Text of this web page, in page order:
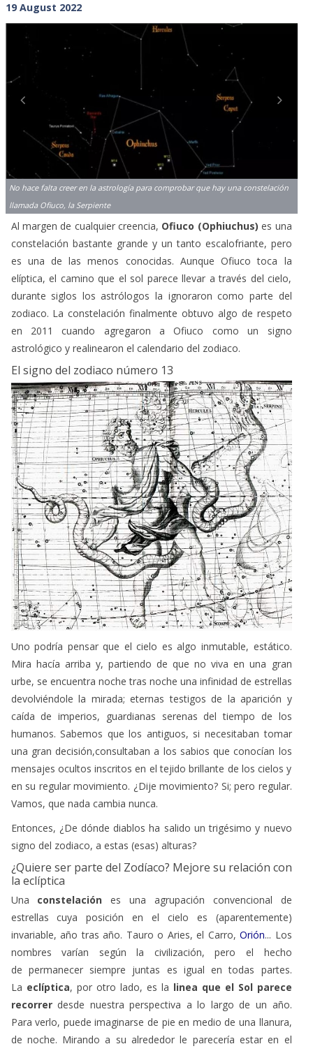
19 August 2022
No hace falta creer en la astrología para comprobar que hay una constelación
llamada Ofiuco, la Serpiente
Al margen de cualquier creencia, Ofiuco (Ophiuchus) es una
constelación bastante grande y un tanto escalofriante, pero
es una de las menos conocidas. Aunque Ofiuco toca la
elíptica, el camino que el sol parece llevar a través del cielo,
durante siglos los astrólogos la ignoraron como parte del
zodiaco. La constelación finalmente obtuvo algo de respeto
en 2011 cuando agregaron a Ofiuco como un signo
astrológico y realinearon el calendario del zodiaco.
El signo del zodiaco número 13
Uno podría pensar que el cielo es algo inmutable, estático.
Mira hacía arriba y, partiendo de que no viva en una gran
urbe, se encuentra noche tras noche una infinidad de estrellas
devolviéndole la mirada; eternas testigos de la aparición y
caída de imperios, guardianas serenas del tiempo de los
humanos. Sabemos que los antiguos, si necesitaban tomar
una gran decisión,consultaban a los sabios que conocían los
mensajes ocultos inscritos en el tejido brillante de los cielos y
en su regular movimiento. ¿Dije movimiento? Si; pero regular.
Vamos, que nada cambia nunca.
Entonces, ¿De dónde diablos ha salido un trigésimo y nuevo
signo del zodiaco, a estas (esas) alturas?
¿Quiere ser parte del Zodíaco? Mejore su relación con
la eclíptica
Una constelación es una agrupación convencional de
estrellas cuya posición en el cielo es (aparentemente)
invariable, año tras año. Tauro o Aries, el Carro, Orión... Los
nombres varían según la civilización, pero el hecho
de permanecer siempre juntas es igual en todas partes.
La eclíptica, por otro lado, es la linea que el Sol parece
recorrerdesde nuestra perspectiva a lo largo de un año.
Para verlo, puede imaginarse de pie en medio de una llanura,
de noche. Mirando a su alrededor le parecería estar en el